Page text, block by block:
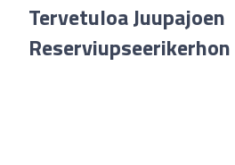
Tervetuloa Juupajoen